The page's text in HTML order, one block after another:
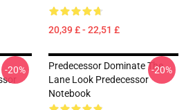
20,39 £ - 22,51 £
-20%
Predecessor Dominate The
Lane Look Predecessor
Notebook
-20%